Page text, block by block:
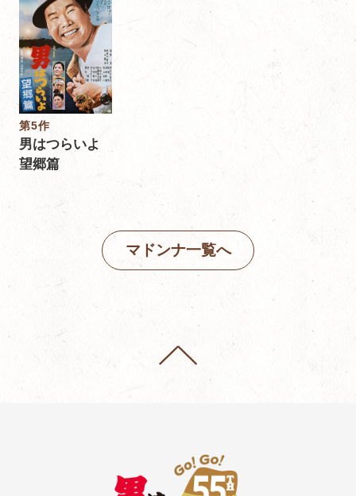
第5作
男はつらいよ
望郷篇
マドンナ一覧へ